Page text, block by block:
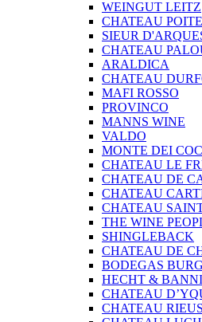
WEINGUT LEITZ
CHATEAU
SIEUR
CHATEAU
ARALDICA
CHATEAU
MAFI ROSSO
PROVINCO
MANNS WINE
VALDO
MONTE DEI
CHATEAU LE
CHATEAU DE
CHATEAU
CHATEAU
THE WINE
SHINGLEBACK
CHATEAU DE
BODEGAS
HECHT &
CHATEAU
CHATEAU